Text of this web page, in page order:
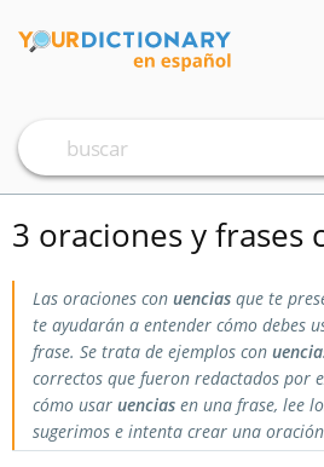
3 oraciones y frases
Las oraciones con uencias que te
te ayudarán a entender cómo debes
frase. Se trata de ejemplos con
correctos que fueron redactados por
cómo usar uencias en una frase, lee
sugerimos e intenta crear una